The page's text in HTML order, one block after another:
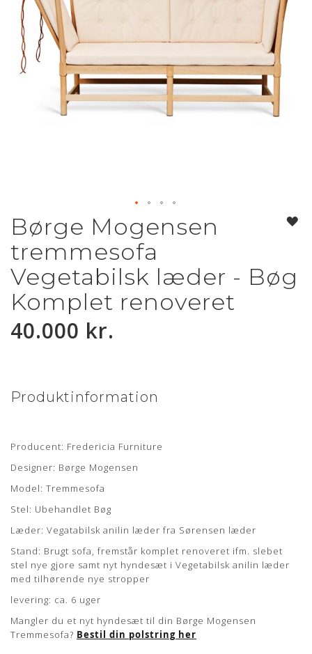
Gå
til
starten
af
billedgalleriet
Børge Mogensen
tremmesofa
Vegetabilsk læder - Bøg
Komplet renoveret
40.000 kr.
Produktinformation
Producent: Fredericia Furniture
Designer: Børge Mogensen
Model: Tremmesofa
Stel: Ubehandlet Bøg
Læder: Vegatabilsk anilin læder fra Sørensen læder
Stand: Brugt sofa, fremstår komplet renoveret ifm. slebet
stel nye gjore samt nyt hyndesæt i Vegetabilsk anilin læder
med tilhørende nye stropper
levering: ca. 6 uger
Mangler du et nyt hyndesæt til din Børge Mogensen
Tremmesofa? Bestil din polstring her